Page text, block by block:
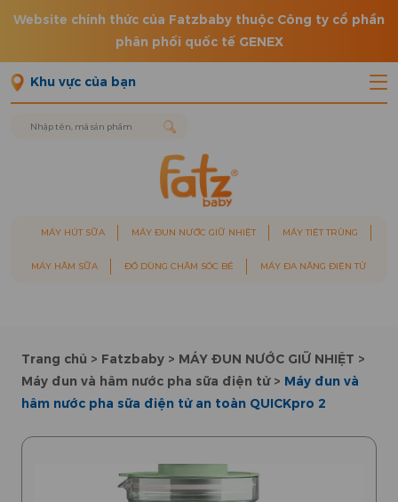
Website chính thức của Fatzbaby thuộc Công ty cổ phần
phân phối quốc tế GENEX
Khu vực của bạn
MÁY HÚT SỮA MÁY ĐUN NƯỚC GIỮ NHIỆT MÁY TIỆT TRÙNG
MÁY HÂM SỮA ĐỒ DÙNG CHĂM SÓC BÉ MÁY ĐA NĂNG ĐIỆN TỬ
Trang chủ > Fatzbaby > MÁY ĐUN NƯỚC GIỮ NHIỆT >
Máy đun và hâm nước pha sữa điện tử> Máy đun và
hâm nước pha sữa điện tử an toàn QUICKpro 2